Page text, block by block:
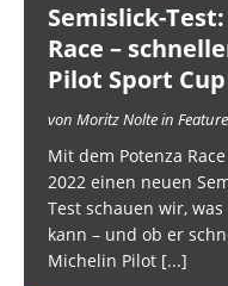
Semislick-
Race –
Pilot Sport Cup
von Moritz Nolte in
Mit dem Potenza
2022 einen neuen
Test schauen wir,
kann – und ob er
Michelin Pilot [...]